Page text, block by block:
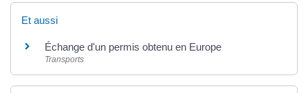
Et aussi
Échange d'un permis obtenu en Europe
Transports